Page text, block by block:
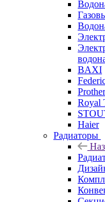
BAXI
Royal
Haier
Радиаторы